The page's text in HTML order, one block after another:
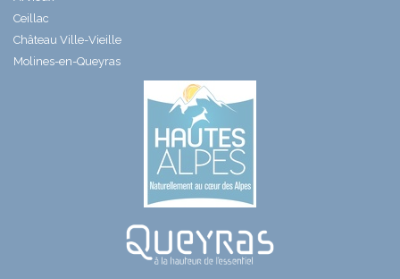
Ceillac
Château Ville-Vieille
Molines-en-Queyras